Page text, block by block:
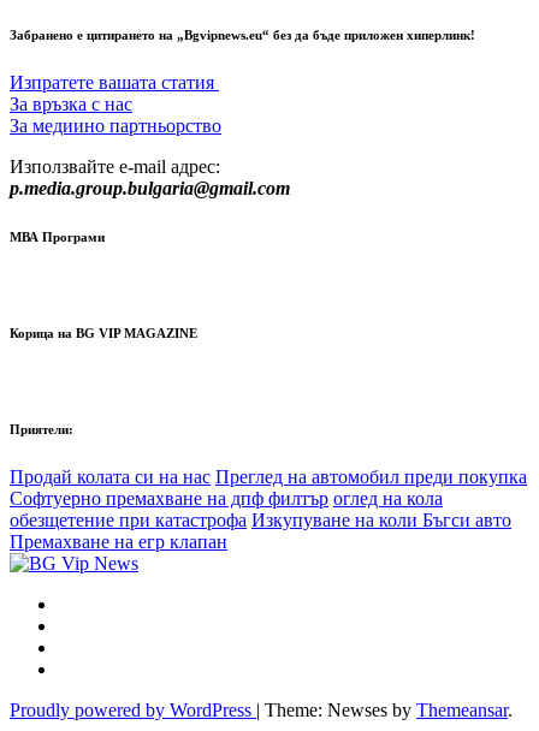
Забранено е цитирането на „Bgvipnews.eu“ без да бъде приложен хиперлинк!
Изпратете вашата статия
За връзка с нас
За медиино партньорство
Използвайте e-mail адрес:
p.media.group.bulgaria@gmail.com
МВА Програми
Корица на BG VIP MAGAZINE
Приятели:
Продай колата си на нас Преглед на автомобил преди покупка
Софтуерно премахване на дпф филтър оглед на кола
обезщетение при катастрофа Изкупуване на коли Бъгси авто
Премахване на егр клапан
Proudly powered by WordPress | Theme: Newses by Themeansar.